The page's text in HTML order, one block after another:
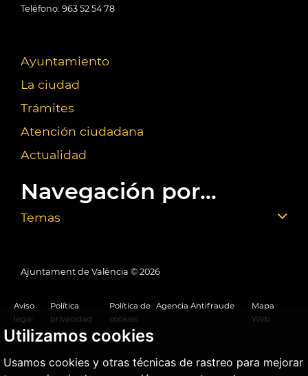
Utilizamos cookies
Usamos cookies y otras técnicas de rastreo para mejorar
Teléfono: 963 52 54 78
Ayuntamiento
La ciudad
Trámites
Atención ciudadana
Actualidad
Navegación por...
Temas
Ajuntament de València © 2026
Aviso
legal
Política
privacidad
Política de
cookies
Agencia Antifraude
Mapa
Web